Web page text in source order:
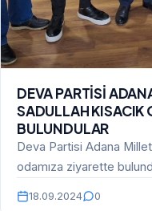
DEVA PARTİSİ
SADULLAH KISACIK
BULUNDULAR
Deva Partisi Adana
odamıza ziyarette
başkanı Sayın…
18.09.2024 0